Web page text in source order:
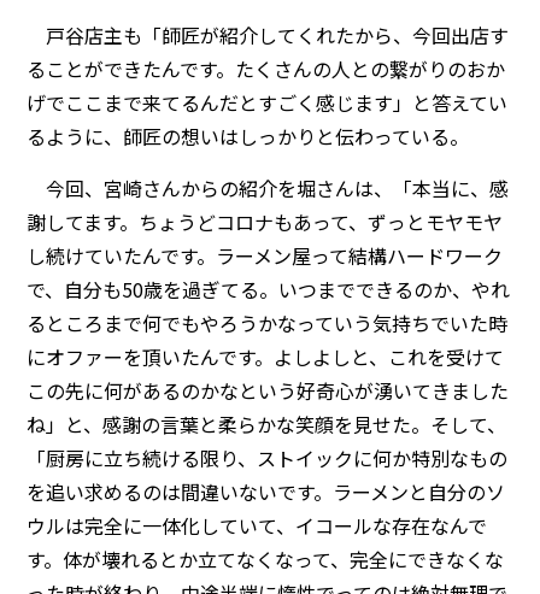
戸谷店主も「師匠が紹介してくれたから、今回出店す
ることができたんです。たくさんの人との繋がりのおか
げでここまで来てるんだとすごく感じます」と答えてい
るように、師匠の想いはしっかりと伝わっている。
今回、宮崎さんからの紹介を堀さんは、「本当に、感
謝してます。ちょうどコロナもあって、ずっとモヤモヤ
し続けていたんです。ラーメン屋って結構ハードワーク
で、自分も50歳を過ぎてる。いつまでできるのか、やれ
るところまで何でもやろうかなっていう気持ちでいた時
にオファーを頂いたんです。よしよしと、これを受けて
この先に何があるのかなという好奇心が湧いてきました
ね」と、感謝の言葉と柔らかな笑顔を見せた。そして、
「厨房に立ち続ける限り、ストイックに何か特別なもの
を追い求めるのは間違いないです。ラーメンと自分のソ
ウルは完全に一体化していて、イコールな存在なんで
す。体が壊れるとか立てなくなって、完全にできなくな